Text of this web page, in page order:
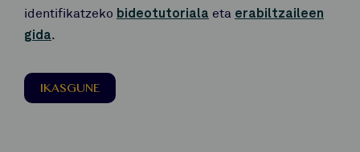
identifikatzeko bideotutoriala eta erabiltzaileen
gida.
IKASGUNE